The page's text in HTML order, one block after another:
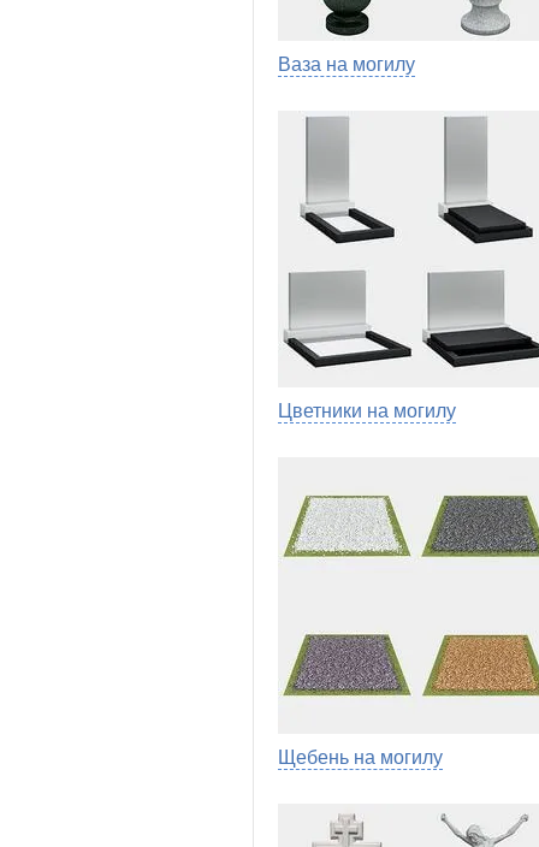
Ваза на могилу
Цветники на могилу
Щебень на могилу